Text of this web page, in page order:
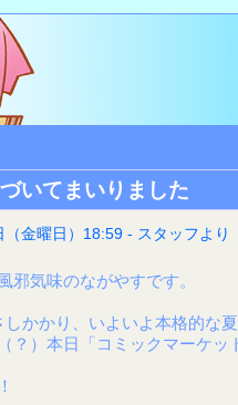
いてまいりました
金曜日）18:59 - スタッフより
邪気味のながやすです。
しかかり、いよいよ本格的な
？）本日「コミックマーケッ